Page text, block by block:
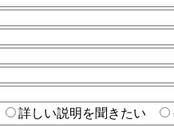
詳しい説明を聞きたい